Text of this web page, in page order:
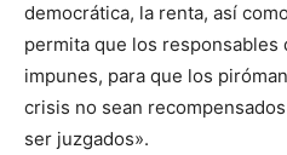
democrática, la renta, así
permita que los
impunes, para que los
crisis no sean
ser juzgados».